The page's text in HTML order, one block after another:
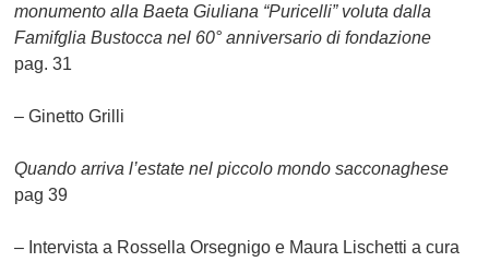
monumento alla Baeta Giuliana “Puricelli” voluta dalla
Famifglia Bustocca nel 60° anniversario di fondazione
pag. 31
– Ginetto Grilli
Quando arriva l’estate nel piccolo mondo sacconaghese
pag 39
– Intervista a Rossella Orsegnigo e Maura Lischetti a cura